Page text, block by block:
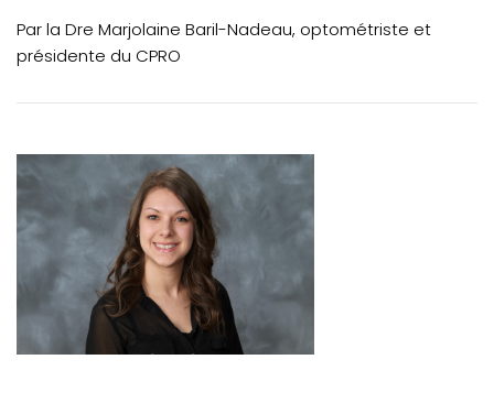
VOTRE PRATIQUE - Dossiers et changement d'endroit de
VOTRE FORMATION CONTINUE - Mot du CPRO
Par la Dre Marjolaine Baril-Nadeau, optométriste et
présidente du CPRO